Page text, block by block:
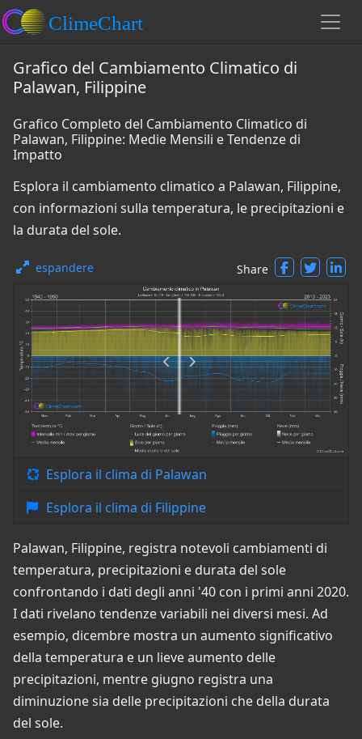
Grafico del Cambiamento Climatico di
Palawan, Filippine
Grafico Completo del Cambiamento Climatico di
Palawan, Filippine: Medie Mensili e Tendenze di
Impatto
Esplora il cambiamento climatico a Palawan, Filippine,
con informazioni sulla temperatura, le precipitazioni e
la durata del sole.
espandere Share
Esplora il clima di Palawan
Esplora il clima di Filippine
Palawan, Filippine, registra notevoli cambiamenti di
temperatura, precipitazioni e durata del sole
confrontando i dati degli anni '40 con i primi anni 2020.
I dati rivelano tendenze variabili nei diversi mesi. Ad
esempio, dicembre mostra un aumento significativo
della temperatura e un lieve aumento delle
precipitazioni, mentre giugno registra una
diminuzione sia delle precipitazioni che della durata
del sole.